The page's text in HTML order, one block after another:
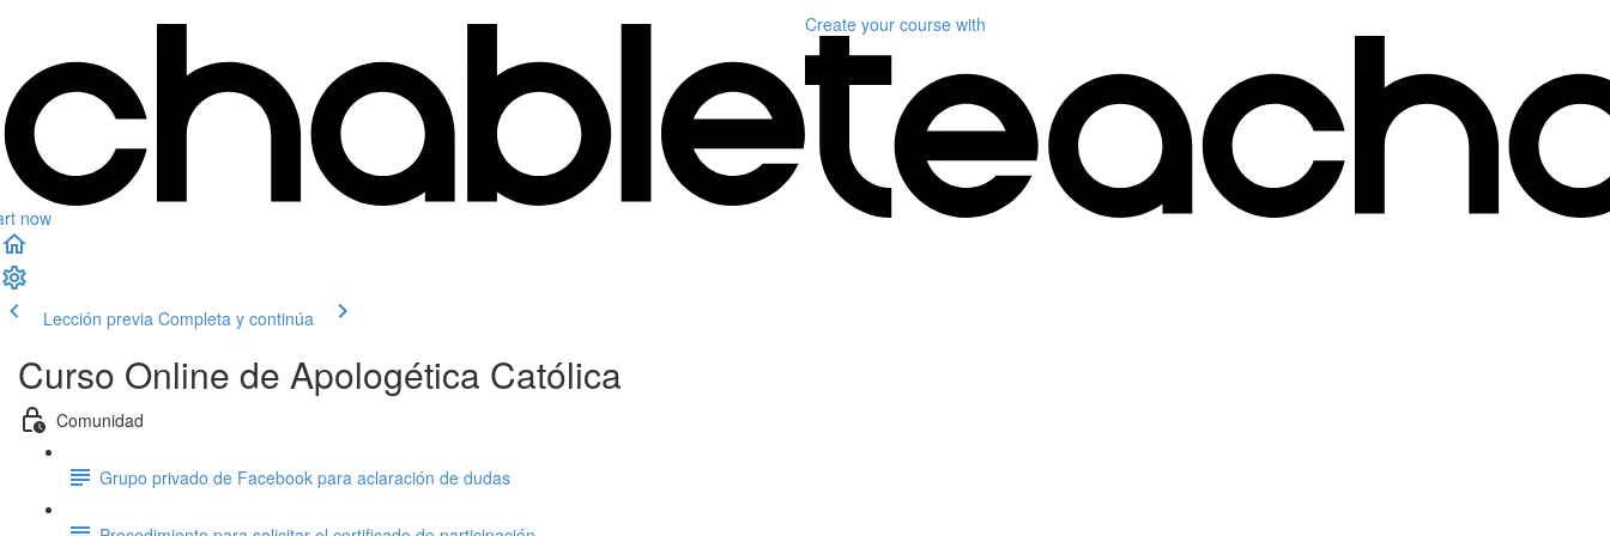
now
Create your course with
Lección previa Completa y continúa
Curso Online de Apologética Católica
Comunidad
Grupo privado de Facebook para aclaración de dudas